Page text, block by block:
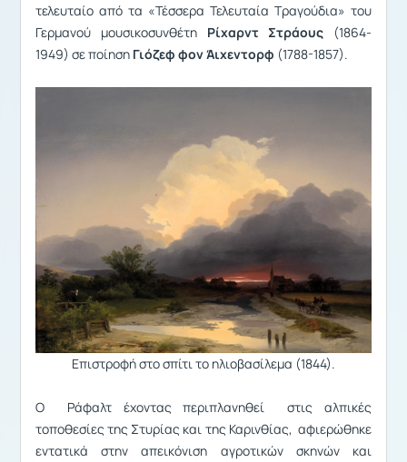
τελευταίο από τα «Τέσσερα Τελευταία Τραγούδια» του
Γερμανού μουσικοσυνθέτη Ρίχαρντ Στράους (1864-
1949) σε ποίηση Γιόζεφ φον Άιχεντορφ (1788-1857).
Επιστροφή στο σπίτι το ηλιοβασίλεμα (1844).
Ο Ράφαλτ έχοντας περιπλανηθεί στις αλπικές
τοποθεσίες της Στυρίας και της Καρινθίας, αφιερώθηκε
εντατικά στην απεικόνιση αγροτικών σκηνών και